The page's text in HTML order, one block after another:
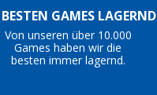
GAMES LAGERND
Von unseren über 10.000
Games haben wir die
besten immer lagernd.